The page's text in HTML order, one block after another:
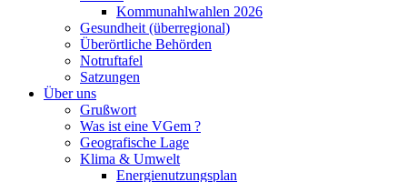
Kommunahlwahlen 2026
Gesundheit (überregional)
Überörtliche Behörden
Notruftafel
Satzungen
Über uns
Grußwort
Was ist eine VGem ?
Geografische Lage
Klima & Umwelt
Energienutzungsplan